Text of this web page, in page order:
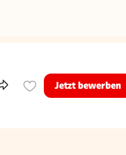
Teile dieses InseratJetzt bewerben